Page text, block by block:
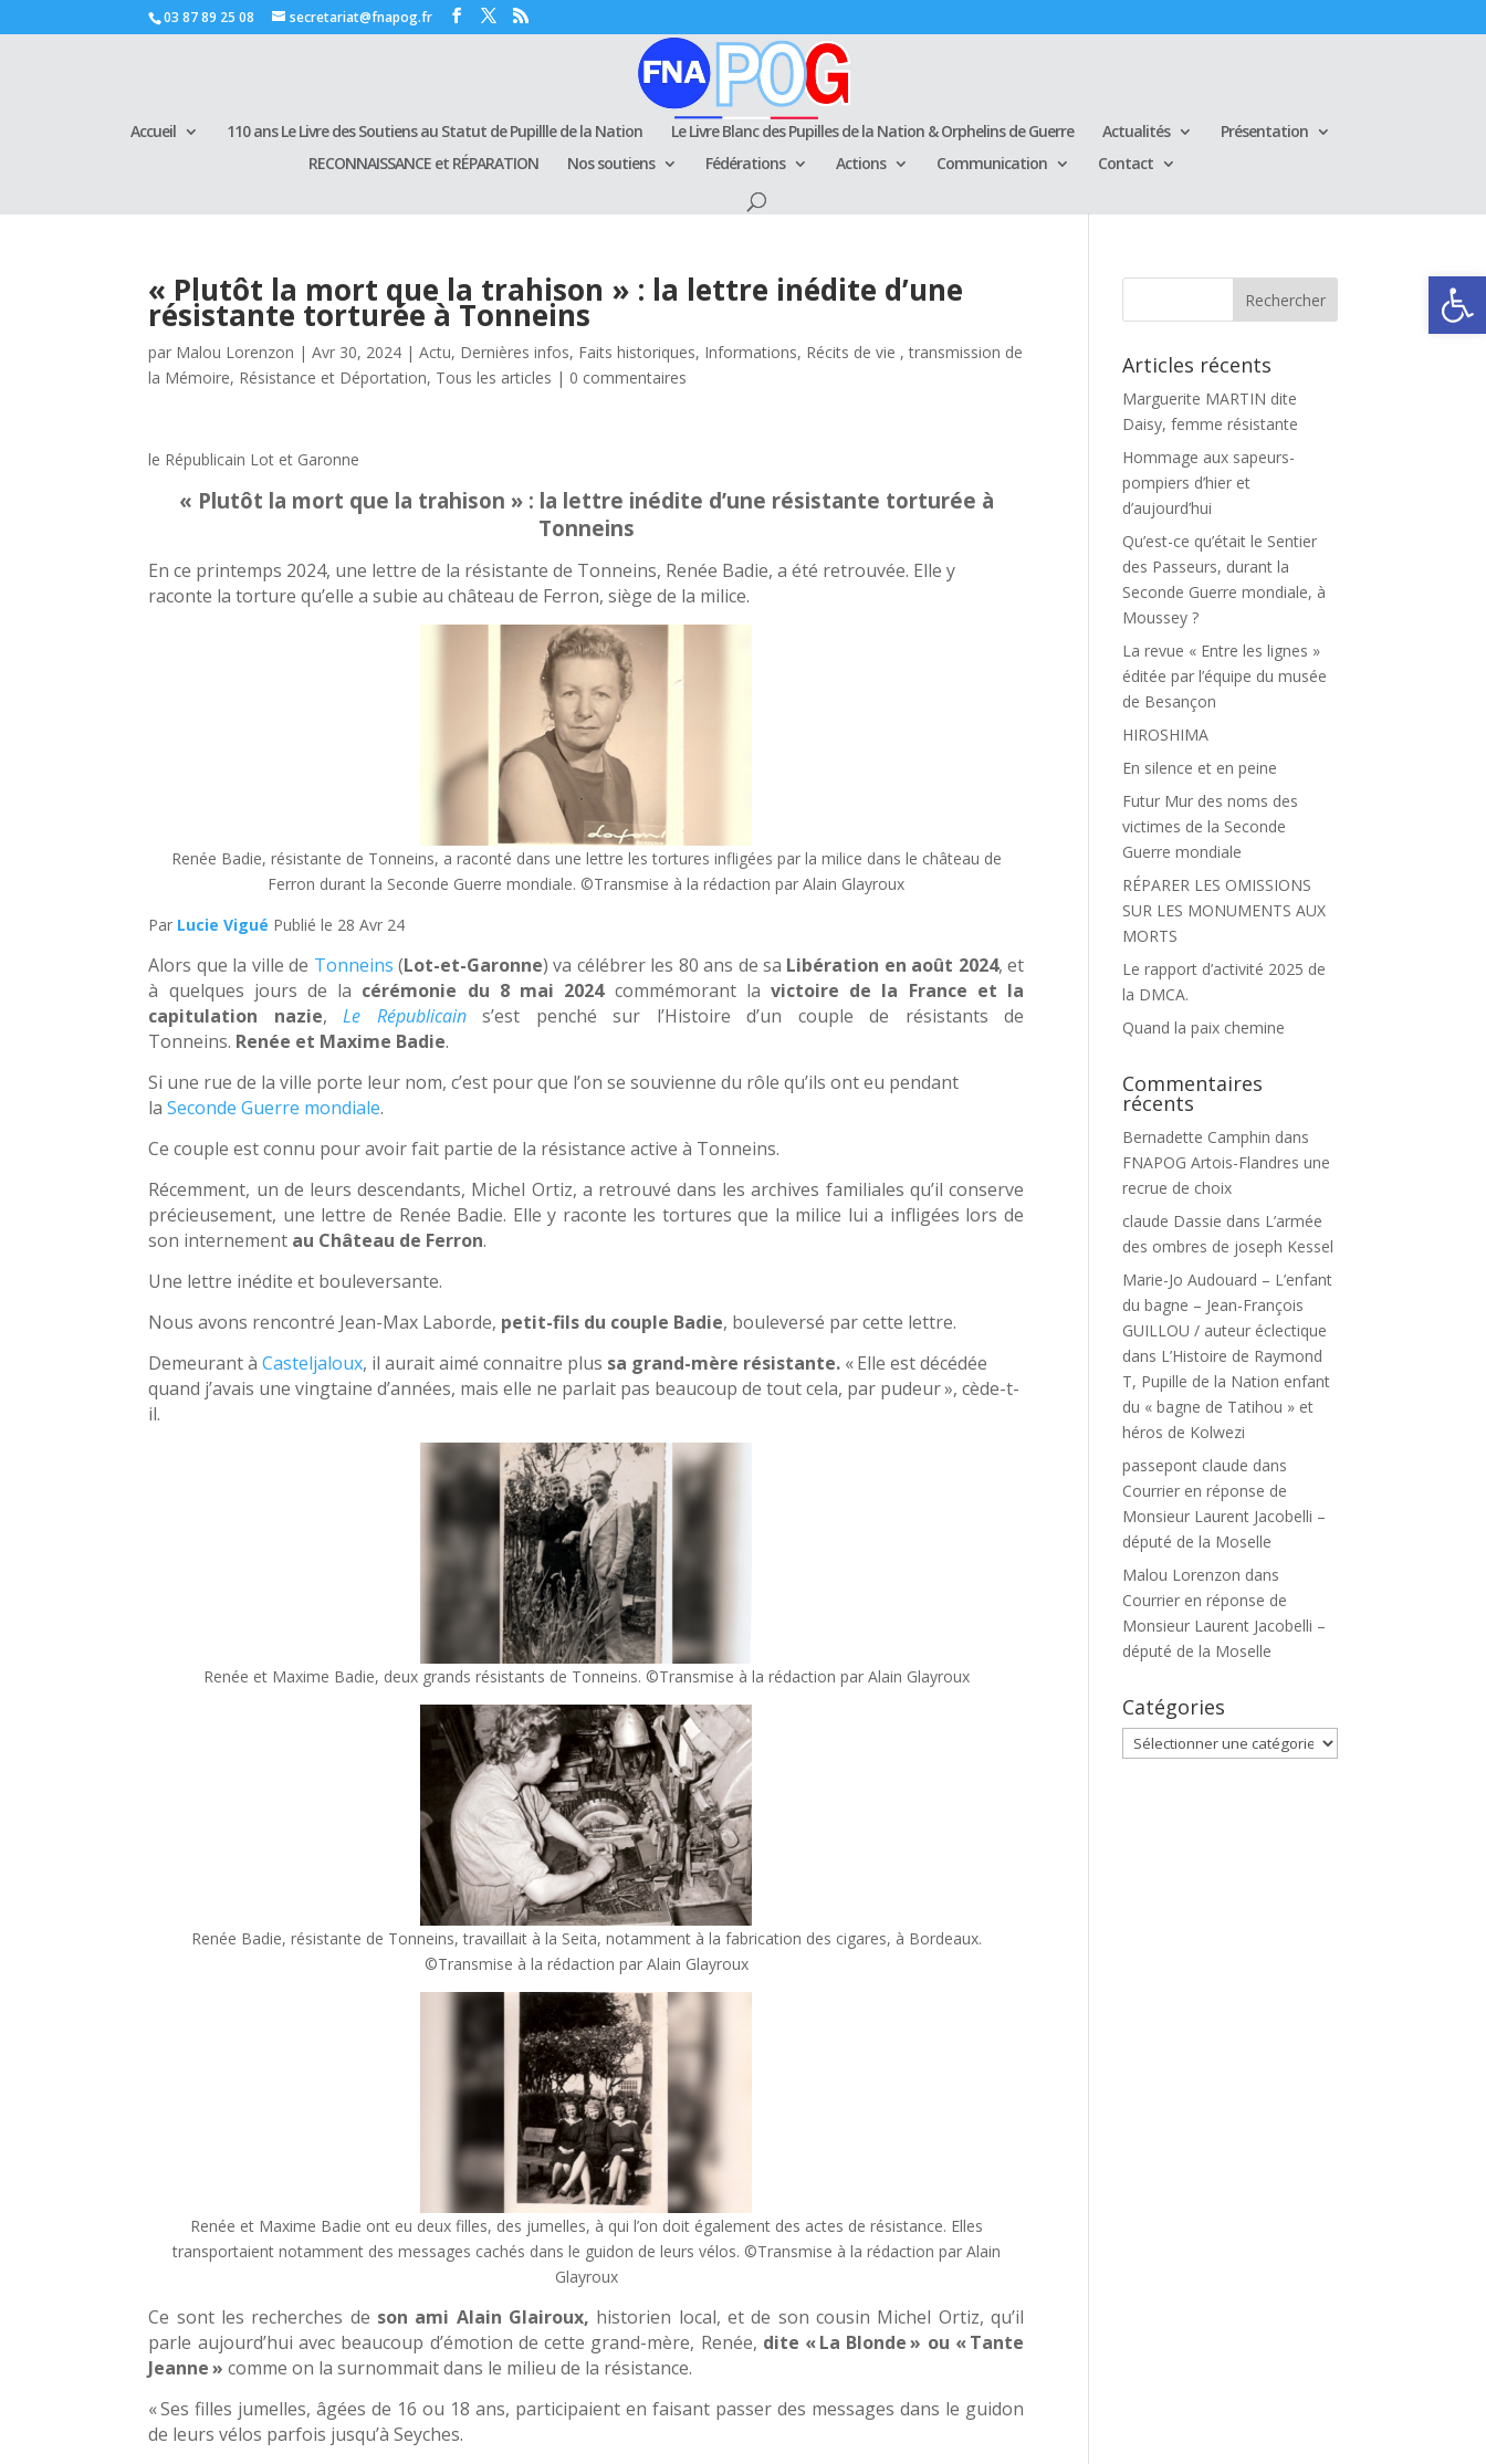
Ouvrir
03 87 89 25 08 secretariat@fnapog.fr
Accueil 110 ans Le Livre des Soutiens au Statut de Pupillle de la Nation Le Livre Blanc des Pupilles de la Nation & Orphelins de Guerre Actualités
Présentation
RECONNAISSANCE et RÉPARATION
Nos soutiens Fédérations Actions Communication Contact
« Plutôt la mort que la trahison » : la lettre inédite d’une
résistante torturée à Tonneins
par Malou Lorenzon |Avr 30, 2024 |Actu, Dernières infos, Faits historiques, Informations, Récits de vie , transmission de
la Mémoire, Résistance et Déportation, Tous les articles | 0 commentaires
le Républicain Lot et Garonne
« Plutôt la mort que la trahison » : la lettre inédite d’une résistante torturée à
Tonneins
En ce printemps 2024, une lettre de la résistante de Tonneins, Renée Badie, a été retrouvée. Elle y
raconte la torture qu’elle a subie au château de Ferron, siège de la milice.
Renée Badie, résistante de Tonneins, a raconté dans une lettre les tortures infligées par la milice dans le château de
Ferron durant la Seconde Guerre mondiale. ©Transmise à la rédaction par Alain Glayroux
Par Lucie Vigué Publié le 28 Avr 24
Alors que la ville de Tonneins (Lot-et-Garonne) va célébrer les 80 ans de sa Libération en août 2024, et
à quelques jours de la cérémonie du 8 mai 2024 commémorant la victoire de la France et la
capitulation nazie,Le Républicains’est penché sur l’Histoire d’un couple de résistants de
Tonneins. Renée et Maxime Badie.
Si une rue de la ville porte leur nom, c’est pour que l’on se souvienne du rôle qu’ils ont eu pendant
laSeconde Guerre mondiale.
Ce couple est connu pour avoir fait partie de la résistance active à Tonneins.
Récemment, un de leurs descendants, Michel Ortiz, a retrouvé dans les archives familiales qu’il conserve
précieusement, une lettre de Renée Badie. Elle y raconte les tortures que la milice lui a infligées lors de
son internement au Château de Ferron.
Une lettre inédite et bouleversante.
Nous avons rencontré Jean-Max Laborde, petit-fils du couple Badie, bouleversé par cette lettre.
Demeurant àCasteljaloux, il aurait aimé connaitre plus sa grand-mère résistante. « Elle est décédée
quand j’avais une vingtaine d’années, mais elle ne parlait pas beaucoup de tout cela, par pudeur », cède-t-
il.
Renée et Maxime Badie, deux grands résistants de Tonneins. ©Transmise à la rédaction par Alain Glayroux
Renée Badie, résistante de Tonneins, travaillait à la Seita, notamment à la fabrication des cigares, à Bordeaux.
©Transmise à la rédaction par Alain Glayroux
Renée et Maxime Badie ont eu deux filles, des jumelles, à qui l’on doit également des actes de résistance. Elles
transportaient notamment des messages cachés dans le guidon de leurs vélos. ©Transmise à la rédaction par Alain
Glayroux
Ce sont les recherches de son ami Alain Glairoux, historien local, et de son cousin Michel Ortiz, qu’il
parle aujourd’hui avec beaucoup d’émotion de cette grand-mère, Renée, dite «La Blonde » ou «Tante
Jeanne »comme on la surnommait dans le milieu de la résistance.
« Ses filles jumelles, âgées de 16 ou 18 ans, participaient en faisant passer des messages dans le guidon
de leurs vélos parfois jusqu’à Seyches.
Articles récents
Marguerite MARTIN dite
Daisy, femme résistante
Hommage aux sapeurs-
pompiers d’hier et
d’aujourd’hui
Qu’est-ce qu’était le Sentier
des Passeurs, durant la
Seconde Guerre mondiale, à
Moussey ?
La revue « Entre les lignes »
éditée par l’équipe du musée
de Besançon
HIROSHIMA
En silence et en peine
Futur Mur des noms des
victimes de la Seconde
Guerre mondiale
RÉPARER LES OMISSIONS
SUR LES MONUMENTS AUX
MORTS
Le rapport d’activité 2025 de
la DMCA.
Quand la paix chemine
Commentaires
récents
Bernadette Camphin dans
FNAPOG Artois-Flandres une
recrue de choix
claude Dassie dans L’armée
des ombres de joseph Kessel
Marie-Jo Audouard – L’enfant
du bagne – Jean-François
GUILLOU / auteur éclectique
dans L’Histoire de Raymond
T, Pupille de la Nation enfant
du « bagne de Tatihou » et
héros de Kolwezi
passepont claude dans
Courrier en réponse de
Monsieur Laurent Jacobelli –
député de la Moselle
Malou Lorenzon dans
Courrier en réponse de
Monsieur Laurent Jacobelli –
député de la Moselle
Catégories
Catégories